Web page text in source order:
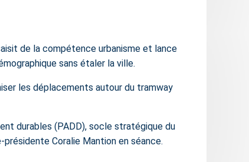
de la compétence urbanisme et lance
sans étaler la ville.
les déplacements autour du tramway
durables (PADD), socle stratégique du
Coralie Mantion en séance.